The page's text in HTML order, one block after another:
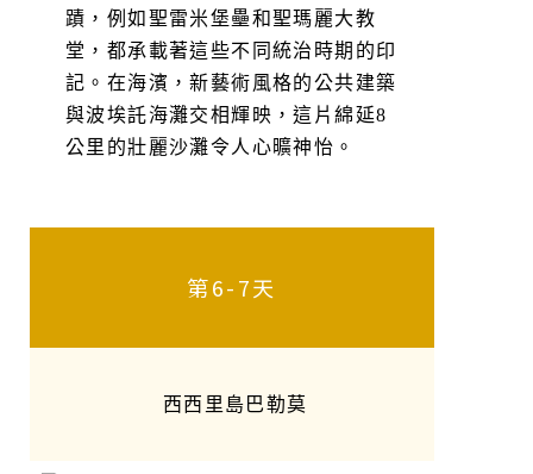
蹟，例如聖雷米堡壘和聖瑪麗大教
堂，都承載著這些不同統治時期的印
記。在海濱，新藝術風格的公共建築
與波埃託海灘交相輝映，這片綿延8
公里的壯麗沙灘令人心曠神怡。
第6-7天
西西里島巴勒莫